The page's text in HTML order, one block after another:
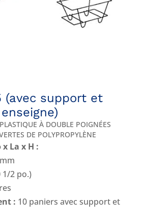
(avec support et
enseigne)
À DOUBLE POIGNÉES
DE POLYPROPYLÈNE
La x H :
1/2 po.)
: 10 paniers avec support et